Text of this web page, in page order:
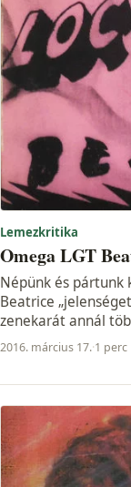
Lemezkritika
Omega LGT
Népünk és pártunk
Beatrice
zenekarát annál
2016. március 17.·1 perc